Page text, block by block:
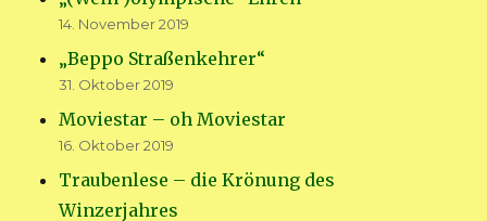
14. November 2019
„Beppo Straßenkehrer“
31. Oktober 2019
Moviestar – oh Moviestar
16. Oktober 2019
Traubenlese – die Krönung des
Winzerjahres